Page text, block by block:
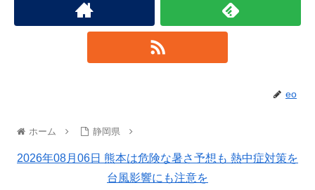
eo
ホーム 静岡県
2026年08月06日 熊本は危険な暑さ予想も 熱中症対策を
台風影響にも注意を